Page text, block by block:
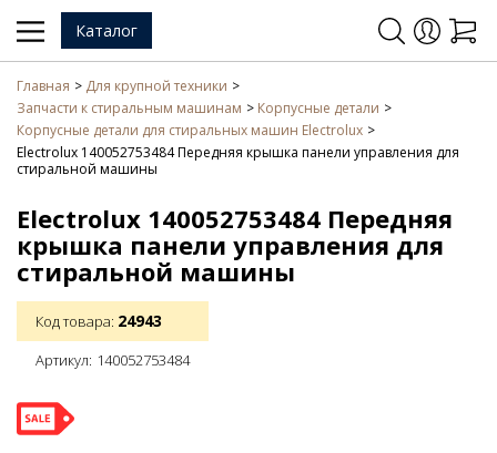
Каталог
Главная
Для крупной техники
Запчасти к стиральным машинам
Корпусные детали
Корпусные детали для стиральных машин Electrolux
Electrolux 140052753484 Передняя крышка панели управления для
стиральной машины
Electrolux 140052753484 Передняя
крышка панели управления для
стиральной машины
Код товара: 24943
Артикул: 140052753484